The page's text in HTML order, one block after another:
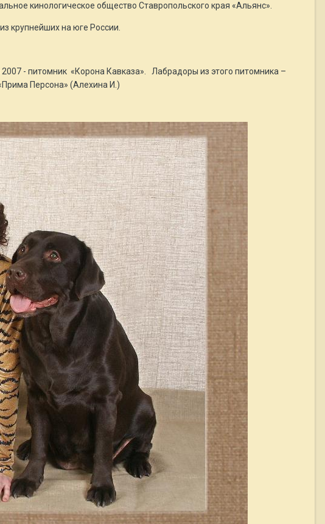
кинологическое общество Ставропольского края «Альянс».
крупнейших на юге России.
- питомник «Корона Кавказа». Лабрадоры из этого питомника –
Персона» (Алехина И.)